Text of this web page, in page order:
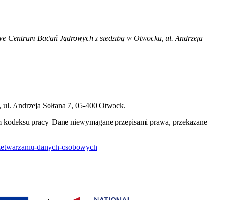
Centrum Badań Jądrowych z siedzibą w Otwocku, ul. Andrzeja
Andrzeja Sołtana 7, 05-400 Otwock.
pracy. Dane niewymagane przepisami prawa, przekazane
danych-osobowych